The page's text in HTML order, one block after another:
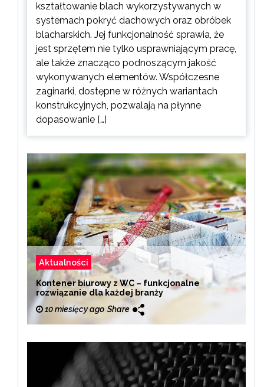
kształtowanie blach wykorzystywanych w
systemach pokryć dachowych oraz obróbek
blacharskich. Jej funkcjonalność sprawia, że
jest sprzętem nie tylko usprawniającym pracę,
ale także znacząco podnoszącym jakość
wykonywanych elementów. Współczesne
zaginarki, dostępne w różnych wariantach
konstrukcyjnych, pozwalają na płynne
dopasowanie […]
Aktualności
Kontener biurowy z WC – funkcjonalne
rozwiązanie dla każdej branży
10 miesięcy ago Share